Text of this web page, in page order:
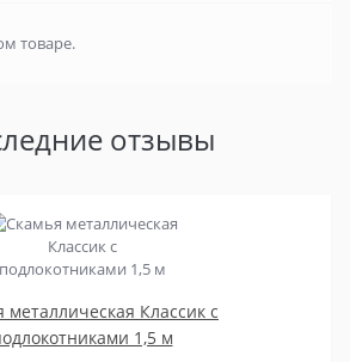
товаре.
отзывы
металлическая Классик с
1,5 м